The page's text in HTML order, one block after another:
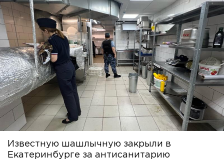
Известную шашлычную закрыли в
Екатеринбурге за антисанитарию